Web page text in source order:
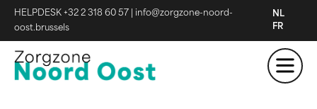
HELPDESK +32 2 318 60 57
info@zorgzone-noord-
oost.brussels
NL
FR